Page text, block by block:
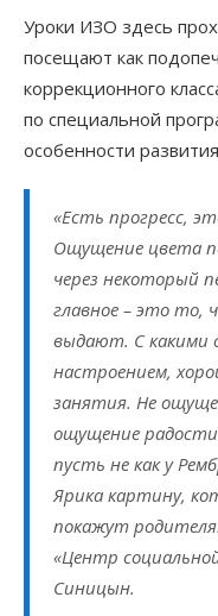
Уроки ИЗО здесь
посещают как
коррекционного
по специальной
особенности
«Есть прогресс,
Ощущение цвета
через некоторый
главное – это то,
выдают. С какими
настроением,
занятия. Не
ощущение
пусть не как у
Ярика картину,
покажут
«Центр
Синицын.